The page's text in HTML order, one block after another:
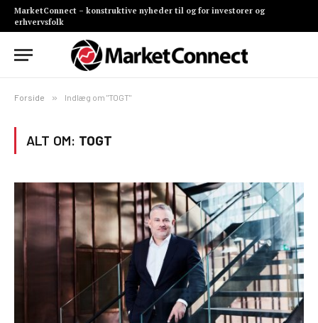
MarketConnect – konstruktive nyheder til og for investorer og
erhvervsfolk
Forside » Indlæg om "TOGT"
ALT OM: TOGT